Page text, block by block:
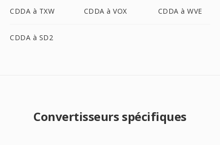
CDDA à TXW CDDA à VOX CDDA à WVE
CDDA à SD2
Convertisseurs spécifiques